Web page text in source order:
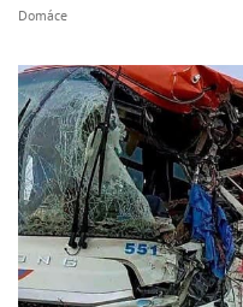
Domáce